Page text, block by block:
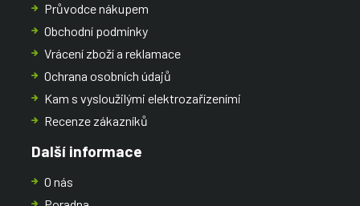
Průvodce nákupem
Obchodní podmínky
Vrácení zboží a reklamace
Ochrana osobních údajů
Kam s vysloužilými elektrozařízeními
Recenze zákazníků
Další informace
O nás